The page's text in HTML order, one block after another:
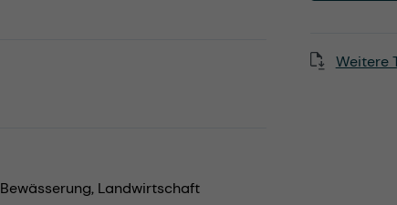
Weitere
Bewässerung, Landwirtschaft